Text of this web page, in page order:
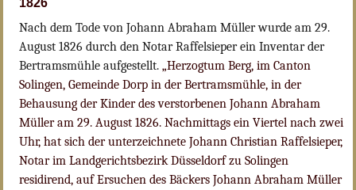
1826
Nach dem Tode von Johann Abraham Müller wurde am 29.
August 1826 durch den Notar Raffelsieper ein Inventar der
Bertramsmühle aufgestellt. „Herzogtum Berg, im Canton
Solingen, Gemeinde Dorp in der Bertramsmühle, in der
Behausung der Kinder des verstorbenen Johann Abraham
Müller am 29. August 1826. Nachmittags ein Viertel nach zwei
Uhr, hat sich der unterzeichnete Johann Christian Raffelsieper,
Notar im Landgerichtsbezirk Düsseldorf zu Solingen
residirend, auf Ersuchen des Bäckers Johann Abraham Müller